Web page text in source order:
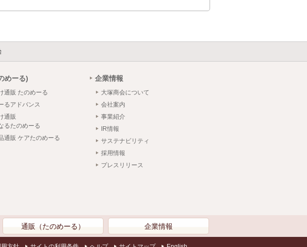
めーる)
通販 たのめーる
るアドバンス
通販
るたのめーる
通販 ケアたのめーる
企業情報
大塚商会について
会社案内
事業紹介
IR情報
サステナビリティ
採用情報
プレスリリース
通販（たのめーる） 企業情報